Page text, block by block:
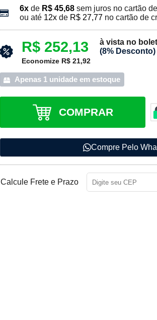
6x de R$ 45,68 sem juros no cartão
ou até 12x de R$ 27,77 no cartão de
R$ 252,13
à vista no
(8% Desconto)
Economize R$ 21,92
Apenas 1 unidade em estoque
COMPRAR
Compre Pelo
Calcule Frete e Prazo